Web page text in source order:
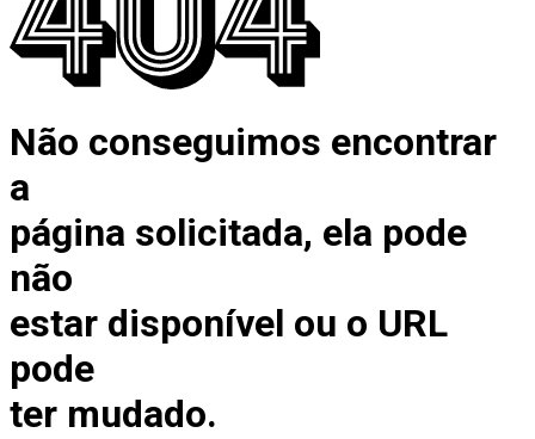
Não conseguimos encontrar
a
página solicitada, ela pode
não
estar disponível ou o URL
pode
ter mudado.